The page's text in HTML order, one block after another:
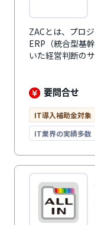
ZACとは、プロ
ERP（統合型基
いた経営判断の
る業務効率化な
ジェクト管理で
上・利益予測、
業規模や業種、
能モジュールの
拡大で人員が増
わせたスムーズ
広告業・クリエ
ルティング業に
や継続契約管理
要問合せ
IT導入補助金対象
IT業界の実績多数